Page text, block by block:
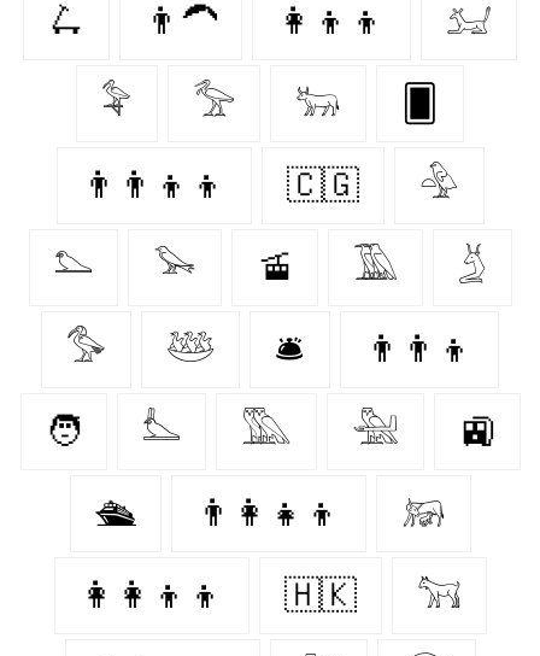
🛴 👨‍🦱 👩‍👦‍👦 𓃫
𓅝 𓅡 𓃒
👨‍👨‍👦‍👦 🇨🇬 𓅲
𓅌 𓅨 🚡 𓅀 𓄄
𓅜 𓅸 🛎️ 👨‍👨‍👦
🧑‍ 𓅏 𓅔 𓅖 🚉
🛳 👨‍👩‍👧‍👦 𓃖
👩‍👩‍👦‍👦 🇭🇰 𓃙